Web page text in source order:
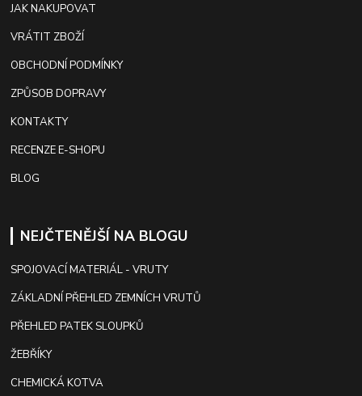
JAK NAKUPOVAT
VRÁTIT ZBOŽÍ
OBCHODNÍ PODMÍNKY
ZPŮSOB DOPRAVY
KONTAKTY
RECENZE E-SHOPU
BLOG
NEJČTENĚJŠÍ NA BLOGU
SPOJOVACÍ MATERIÁL - VRUTY
ZÁKLADNÍ PŘEHLED ZEMNÍCH VRUTŮ
PŘEHLED PATEK SLOUPKŮ
ŽEBŘÍKY
CHEMICKÁ KOTVA